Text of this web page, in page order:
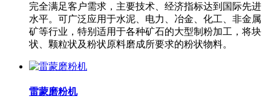
完全满足客户需求，主要技术、经济指标达到国际先进
水平。可广泛应用于水泥、电力、冶金、化工、非金属
矿等行业，特别适用于各种矿石的大型制粉加工，将块
状、颗粒状及粉状原料磨成所要求的粉状物料。
雷蒙磨粉机